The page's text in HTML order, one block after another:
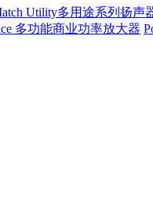
Utility多用途系列扬声
多功能商业功率放大器